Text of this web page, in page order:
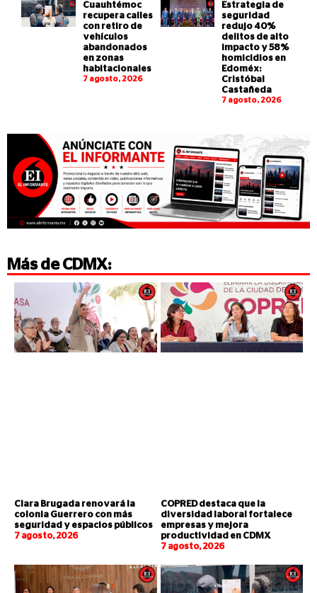
Cuauhtémoc
recupera calles
con retiro de
vehículos
abandonados
en zonas
habitacionales
7 agosto, 2026
Estrategia de
seguridad
redujo 40%
delitos de alto
impacto y 58%
homicidios en
Edoméx:
Cristóbal
Castañeda
7 agosto, 2026
Más deCDMX:
Clara Brugada renovará la
colonia Guerrero con más
seguridad y espacios públicos
7 agosto, 2026
COPRED destaca que la
diversidad laboral fortalece
empresas y mejora
productividad en CDMX
7 agosto, 2026